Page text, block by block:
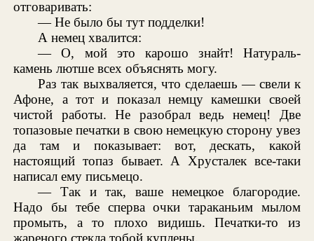
отговаривать:
— Не было бы тут подделки!
А немец хвалится:
— О, мой это карошо знайт! Натураль-
камень лютше всех объяснять могу.
Раз так выхваляется, что сделаешь — свели к
Афоне, а тот и показал немцу камешки своей
чистой работы. Не разобрал ведь немец! Две
топазовые печатки в свою немецкую сторону увез
да там и показывает: вот, дескать, какой
настоящий топаз бывает. А Хрусталек все-таки
написал ему письмецо.
— Так и так, ваше немецкое благородие.
Надо бы тебе сперва очки тараканьим мылом
промыть, а то плохо видишь. Печатки-то из
жареного стекла тобой куплены.